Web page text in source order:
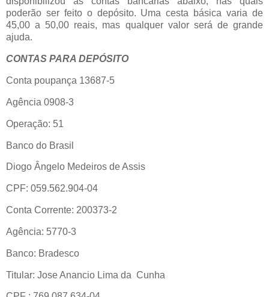
poderão ser feito o depósito. Uma cesta básica varia de
45,00 a 50,00 reais, mas qualquer valor será de grande
ajuda.
CONTAS PARA DEPÓSITO
Conta poupança 13687-5
Agência 0908-3
Operação: 51
Banco do Brasil
Diogo Ângelo Medeiros de Assis
CPF: 059.562.904-04
Conta Corrente: 200373-2
Agência: 5770-3
Banco: Bradesco
Titular: Jose Anancio Lima da Cunha